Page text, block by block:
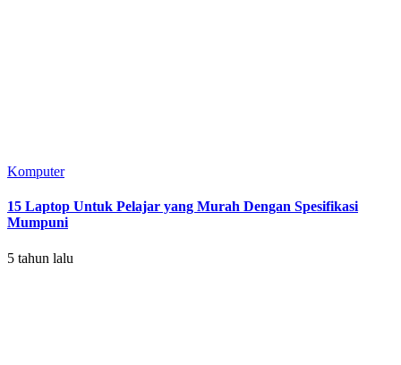
Komputer
15 Laptop Untuk Pelajar yang Murah Dengan Spesifikasi
Mumpuni
5 tahun lalu